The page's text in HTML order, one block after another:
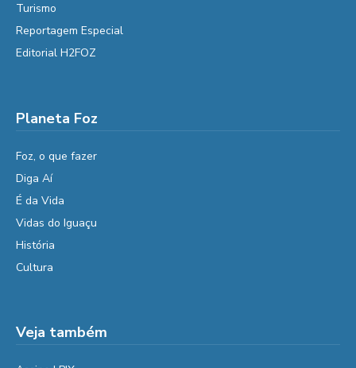
Turismo
Reportagem Especial
Editorial H2FOZ
Planeta Foz
Foz, o que fazer
Diga Aí
É da Vida
Vidas do Iguaçu
História
Cultura
Veja também